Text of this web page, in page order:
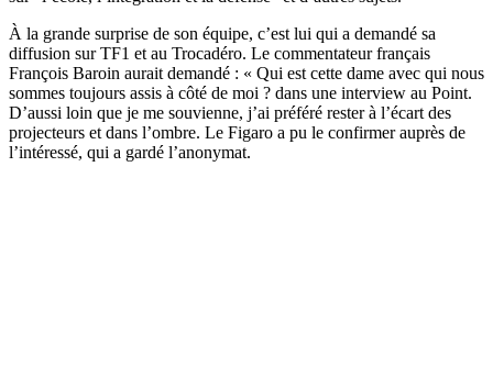
À la grande surprise de son équipe, c’est lui qui a demandé sa
diffusion sur TF1 et au Trocadéro. Le commentateur français
François Baroin aurait demandé : « Qui est cette dame avec qui nous
sommes toujours assis à côté de moi ? dans une interview au Point.
D’aussi loin que je me souvienne, j’ai préféré rester à l’écart des
projecteurs et dans l’ombre. Le Figaro a pu le confirmer auprès de
l’intéressé, qui a gardé l’anonymat.